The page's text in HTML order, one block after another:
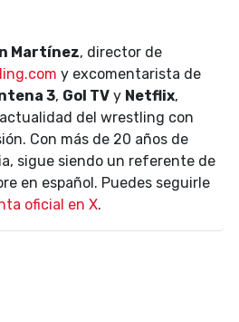
Martínez, director de
y excomentarista de
3, Gol TV y Netflix,
del wrestling con
Con más de 20 años de
sigue siendo un referente de
en español. Puedes seguirle
oficial en X.